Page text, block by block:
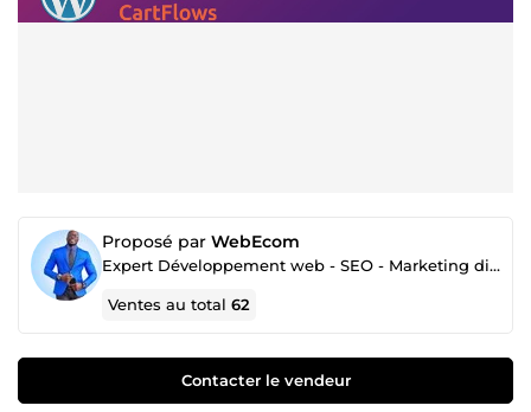
Proposé par WebEcom
Expert Développement web - SEO - Marketing digital
Ventes au total62
Contacter le vendeur